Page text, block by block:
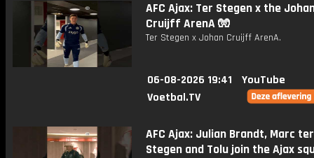
AFC Ajax: Ter Stegen x the
Cruijff ArenA 🧤
Ter Stegen x Johan Cruijff ArenA.
06-08-2026 19:41
YouTube
Voetbal.TV
AFC Ajax: Julian Brandt, Marc ter
Stegen and Tolu join the Ajax